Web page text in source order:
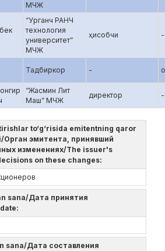
МЧЖ
“Урганч РАНЧ
технология
университет”
МЧЖ
ҳисобчи -
Тадбиркор -
“Жасмин Лит
Маш” МЧЖ
директор -
to‘g‘risida emitentning qaror
эмитента, принявший
изменениях/The issuer's
on these changes:
sana/Дата принятия
sana/Дата составления